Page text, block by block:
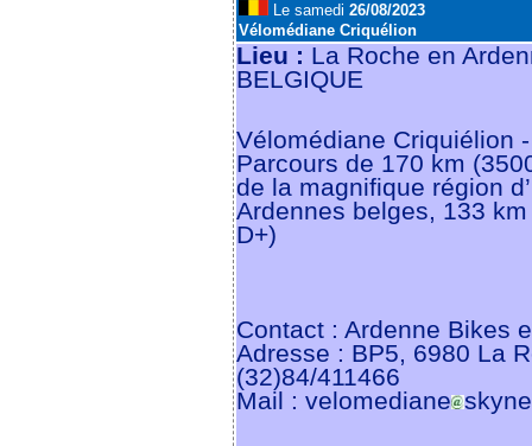
Le samedi 26/08/2023
Vélomédiane Criquélion
Lieu : La Roche en
BELGIQUE
Vélomédiane Criquiélion
Parcours de 170 km
de la magnifique région
Ardennes belges, 133
D+)
Contact : Ardenne Bikes
Adresse : BP5, 6980 La
(32)84/411466
Mail : velomediane